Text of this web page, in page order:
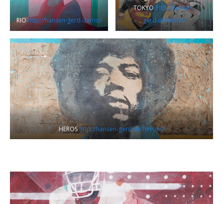
RIOhttp://hansen-gerd.de/rio/
TOKYOhttp://hansen-
gerd.de/tokyo/
HEROShttp://hansen-gerd.de/heroes/